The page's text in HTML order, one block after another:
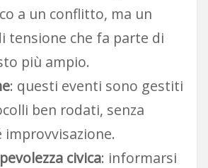
a un conflitto, ma un
tensione che fa parte di
più ampio.
: questi eventi sono gestiti
ben rodati, senza
improvvisazione.
civica: informarsi